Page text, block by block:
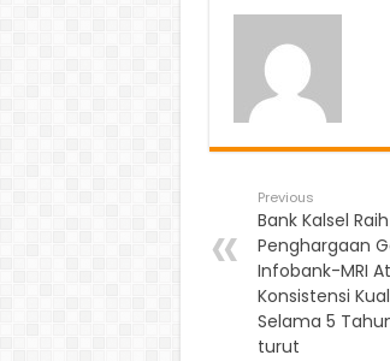
Previous
Bank Kalsel
Penghargaan
Infobank-MRI
Konsistensi
Selama 5
turut